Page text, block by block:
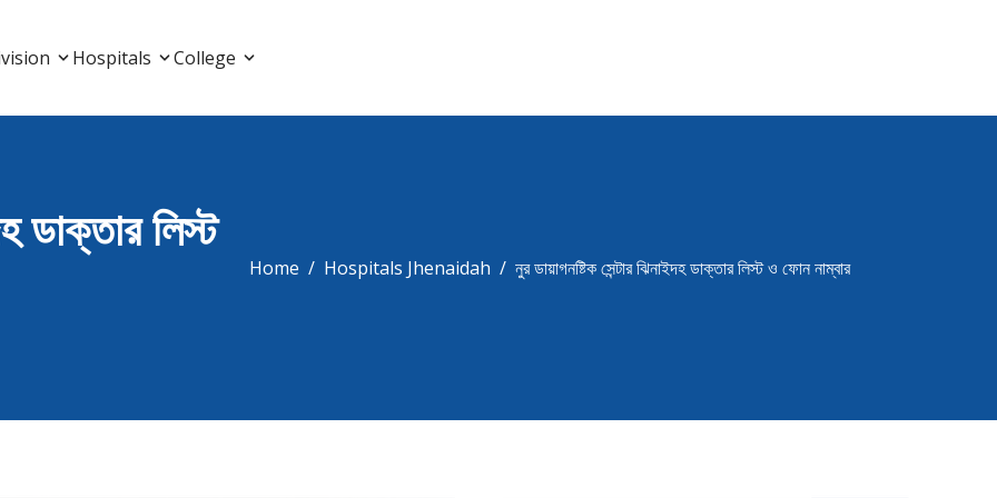
Doctor Listing
Hospitals College
ডাক্তার লিস্ট
Home Hospitals Jhenaidah নুর ডায়াগনষ্টিক সেন্টার ঝিনাইদহ ডাক্তার লিস্ট ও ফোন নাম্বার